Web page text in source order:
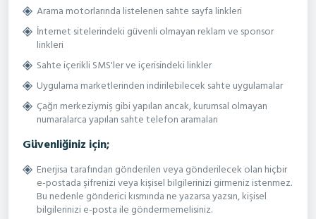
Arama motorlarında listelenen sahte sayfa linkleri
İnternet sitelerindeki güvenli olmayan reklam ve sponsor
linkleri
Sahte içerikli SMS'ler ve içerisindeki linkler
Uygulama marketlerinden indirilebilecek sahte uygulamalar
Çağrı merkeziymiş gibi yapılan ancak, kurumsal olmayan
numaralarca yapılan sahte telefon aramaları
Güvenliğiniz için;
Enerjisa tarafından gönderilen veya gönderilecek olan hiçbir
e-postada şifrenizi veya kişisel bilgilerinizi girmeniz istenmez.
Bu nedenle gönderici kısmında ne yazarsa yazsın, kişisel
bilgilerinizi e-posta ile göndermemelisiniz.